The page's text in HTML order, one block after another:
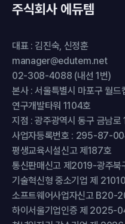
주식회사 에듀템
대표 : 김진숙, 신정훈
manager@edutem.net
02-308-4088 (내선 1번)
본사 : 서울특별시 마포구 월
연구개발타워 1104호
지점 : 광주광역시 동구 금남
사업자등록번호 : 295-87-
평생교육시설신고 제187호
통신판매신고 제2019-광주
기술혁신형 중소기업 제
소프트웨어사업자신고 B20-
하이서울기업인증 제 2025-